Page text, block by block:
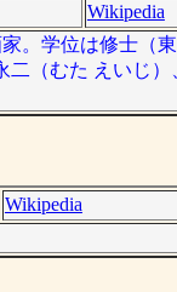
Wikipedia
。学位は修士（
（むた えいじ）
Wikipedia